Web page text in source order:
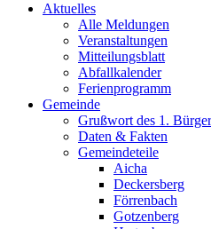
Aktuelles
Alle Meldungen
Veranstaltungen
Mitteilungsblatt
Abfallkalender
Ferienprogramm
Gemeinde
Grußwort des 1.
Daten & Fakten
Gemeindeteile
Aicha
Deckersberg
Förrenbach
Gotzenberg